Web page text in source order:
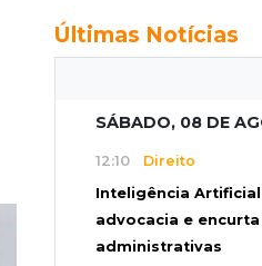
Últimas Notícias
SÁBADO, 08 DE
12:10 Direito
Inteligência Artificial
advocacia e
administrativas